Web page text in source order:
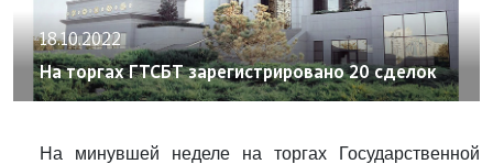
18.10.2022
На торгах ГТСБТ зарегистрировано 20 сделок
На минувшей неделе на торгах Государственной